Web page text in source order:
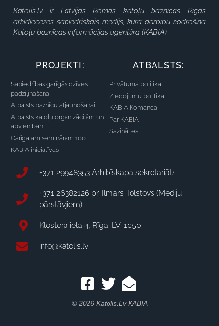
Katolis.lv ir Latvijas Romas katoļu baznīcas Rīgas
arhidiecēzes sabiedriskais medijs, kura darbību nodrošina
Katoļu baznīcas informācijas aģentūra (KABIA).
PROJEKTI:
Sabiedrības garīgās dzīves
padziļināšana
Atbalsts baznīcu atjaunošanai
Atbalsts katoļu organizācijām un
apvienībām
Garīgajam semināram 100
KABIA iniciatīvas
ATBALSTS:
Privātuma politika
Ziedojumu politika
KABIA Komanda
Par KABIA
Sazināties
+371 29948353 Arhibīskapa sekretariāts
+371 26382126 pr. Ilmārs Tolstovs (Mediju
pārstāvjiem)
Klostera iela 4, Rīga, LV-1050
info@katolis.lv
© 2026 Katolis.lv KABIA